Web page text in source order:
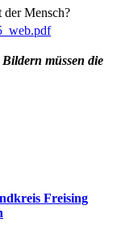
der Mensch?
müssen die
Freising